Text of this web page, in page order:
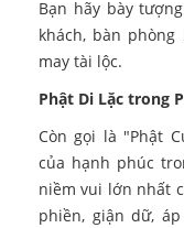
Bạn hãy bày
khách, bàn
may tài lộc.
Phật Di Lặc trong
Còn gọi là "Phật
của hạnh phúc
niềm vui lớn nhất
phiền, giận dữ,